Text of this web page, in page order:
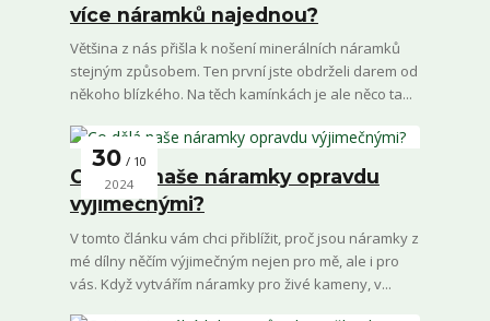
více náramků najednou?
Většina z nás přišla k nošení minerálních náramků
stejným způsobem. Ten první jste obdrželi darem od
někoho blízkého. Na těch kamínkách je ale něco ta...
30 10
2024
Co dělá naše náramky opravdu
výjimečnými?
V tomto článku vám chci přiblížit, proč jsou náramky z
mé dílny něčím výjimečným nejen pro mě, ale i pro
vás. Když vytvářím náramky pro živé kameny, v...